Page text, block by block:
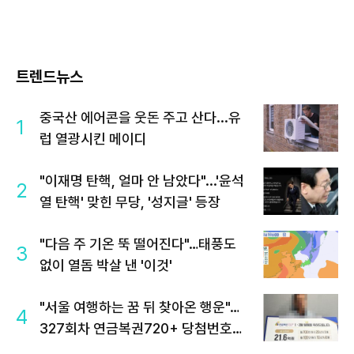
트렌드뉴스
1
중국산 에어콘을 웃돈 주고 산다...유
럽 열광시킨 메이디
2
"이재명 탄핵, 얼마 안 남았다"...'윤석
열 탄핵' 맞힌 무당, '성지글' 등장
3
"다음 주 기온 뚝 떨어진다"…태풍도
없이 열돔 박살 낸 '이것'
4
"서울 여행하는 꿈 뒤 찾아온 행운"…
327회차 연금복권720+ 당첨번호조